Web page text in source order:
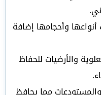
وأحجامها إضافة
والأرضيات للحفاظ
مما يحافظ